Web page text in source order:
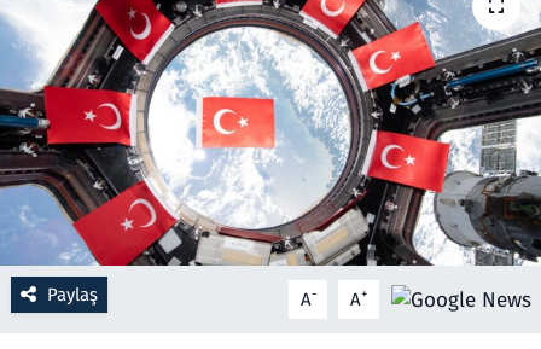
Paylaş A- A+
Resmi İlanlar
Rüya Tabirleri
Sağlık
Savunma Sanayi
Seçim 2023